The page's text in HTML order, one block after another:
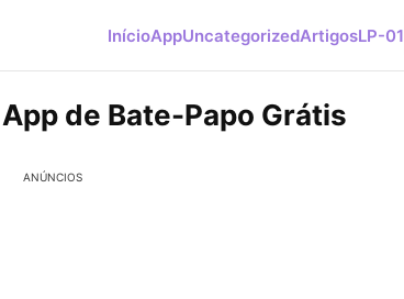
InícioAppUncategorizedArtigosLP-01
de Bate-Papo Grátis
ANÚNCIOS